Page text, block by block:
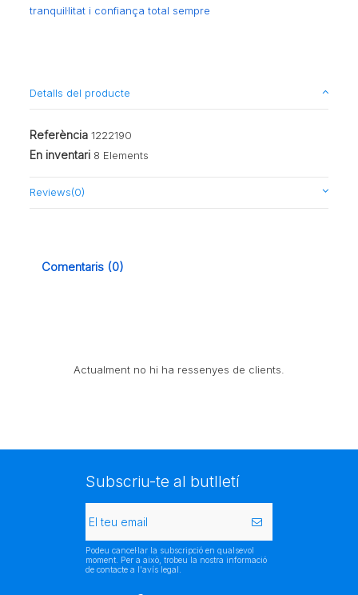
tranquil·litat i confiança total sempre
Detalls del producte
Referència 1222190
En inventari 8 Elements
Reviews(0)
Comentaris (0)
Actualment no hi ha ressenyes de clients.
Subscriu-te al butlletí
Podeu cancel·lar la subscripció en qualsevol
moment. Per a això, trobeu la nostra informació
de contacte a l'avís legal.